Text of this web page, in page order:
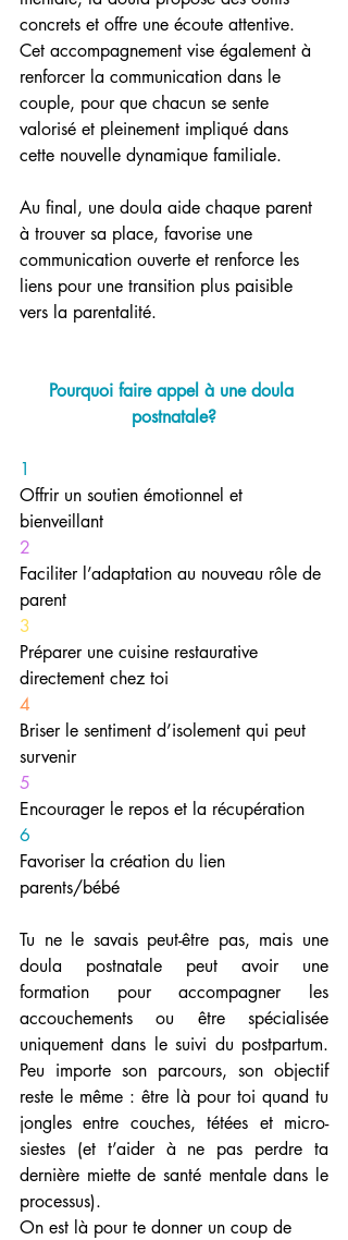
concrets et offre une écoute attentive.
Cet accompagnement vise également à
renforcer la communication dans le
couple, pour que chacun se sente
valorisé et pleinement impliqué dans
cette nouvelle dynamique familiale.
Au final, une doula aide chaque parent
à trouver sa place, favorise une
communication ouverte et renforce les
liens pour une transition plus paisible
vers la parentalité.
Pourquoi faire appel à une doula
postnatale?
1
Offrir un soutien émotionnel et
bienveillant
2
Faciliter l’adaptation au nouveau rôle de
parent
3
Préparer une cuisine restaurative
directement chez toi
4
Briser le sentiment d’isolement qui peut
survenir
5
Encourager le repos et la récupération
6
Favoriser la création du lien
parents/bébé
Tu ne le savais peut-être pas, mais une
doula postnatale peut avoir une
formation pour accompagner les
accouchements ou être spécialisée
uniquement dans le suivi du postpartum.
Peu importe son parcours, son objectif
reste le même : être là pour toi quand tu
jongles entre couches, tétées et micro-
siestes (et t’aider à ne pas perdre ta
dernière miette de santé mentale dans le
processus).
On est là pour te donner un coup de